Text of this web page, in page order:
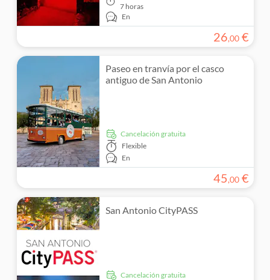
7 horas
En
26,00 €
Paseo en tranvía por el casco
antiguo de San Antonio
cancelación gratuita
Flexible
En
45,00 €
San Antonio CityPASS
cancelación gratuita